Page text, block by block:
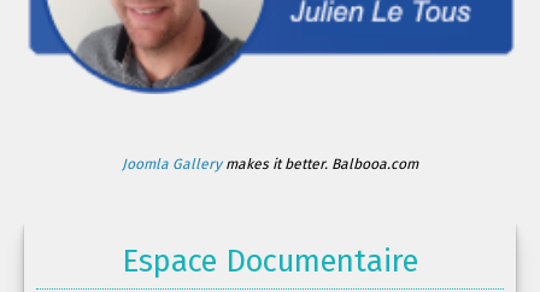
Joomla Gallerymakes it better. Balbooa.com
Espace Documentaire